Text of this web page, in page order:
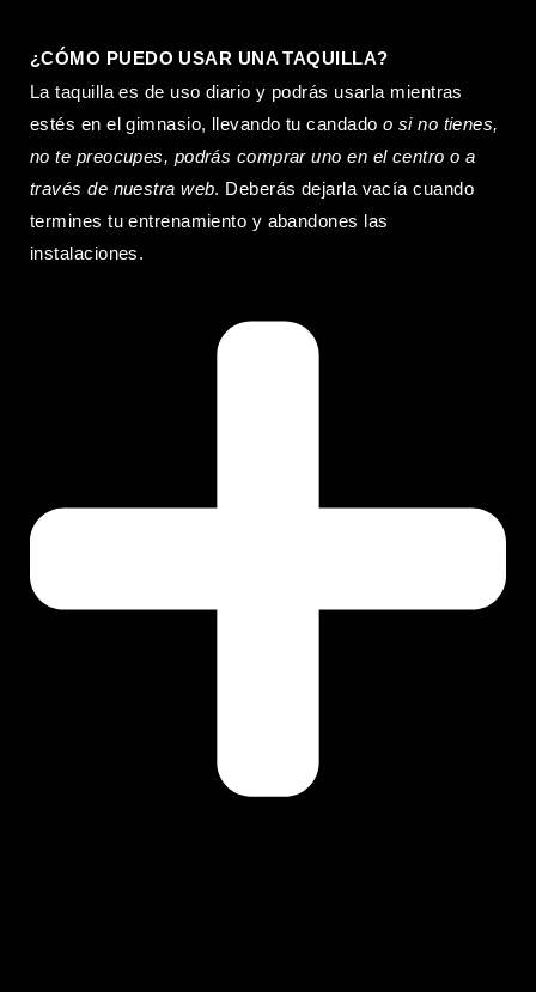
¿CÓMO PUEDO USAR UNA TAQUILLA?
La taquilla es de uso diario y podrás usarla mientras
estés en el gimnasio, llevando tu candado o si no tienes,
no te preocupes, podrás comprar uno en el centro o a
través de nuestra web. Deberás dejarla vacía cuando
termines tu entrenamiento y abandones las
instalaciones.